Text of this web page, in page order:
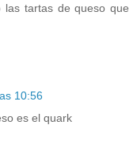
las tartas de queso que
10:56
es el quark